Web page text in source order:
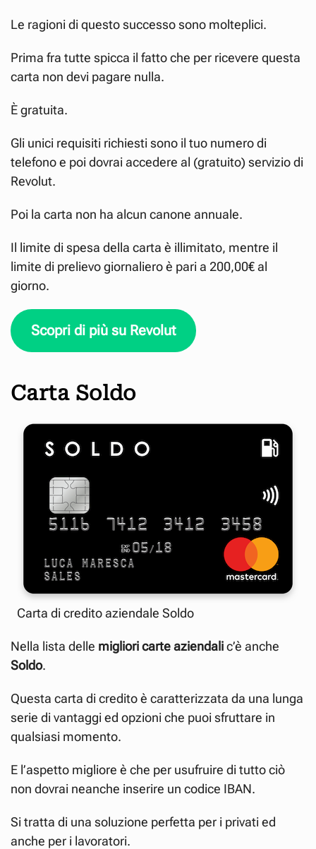
Le ragioni di questo successo sono molteplici.
Prima fra tutte spicca il fatto che per ricevere questa
carta non devi pagare nulla.
È gratuita.
Gli unici requisiti richiesti sono il tuo numero di
telefono e poi dovrai accedere al (gratuito) servizio di
Revolut.
Poi la carta non ha alcun canone annuale.
Il limite di spesa della carta è illimitato, mentre il
limite di prelievo giornaliero è pari a 200,00€ al
giorno.
Scopri di più su Revolut
Carta Soldo
Carta di credito aziendale Soldo
Nella lista delle migliori carte aziendalic’è anche
Soldo.
Questa carta di credito è caratterizzata da una lunga
serie di vantaggi ed opzioni che puoi sfruttare in
qualsiasi momento.
E l’aspetto migliore è che per usufruire di tutto ciò
non dovrai neanche inserire un codice IBAN.
Si tratta di una soluzione perfetta per i privati ed
anche per i lavoratori.